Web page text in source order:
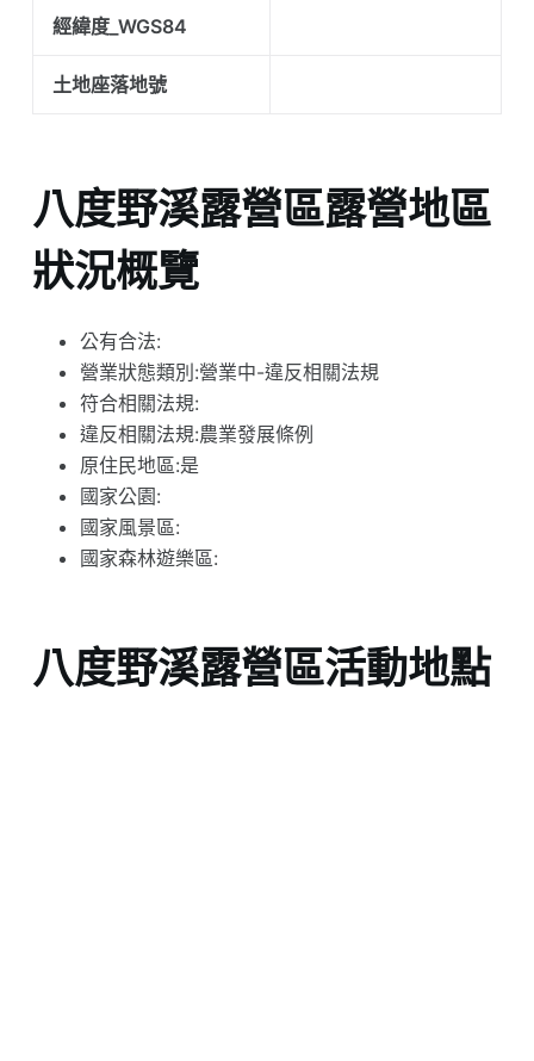
經緯度_WGS84
土地座落地號
八度野溪露營區露營地區
狀況概覽
公有合法:
營業狀態類別:營業中-違反相關法規
符合相關法規:
違反相關法規:農業發展條例
原住民地區:是
國家公園:
國家風景區:
國家森林遊樂區:
八度野溪露營區活動地點